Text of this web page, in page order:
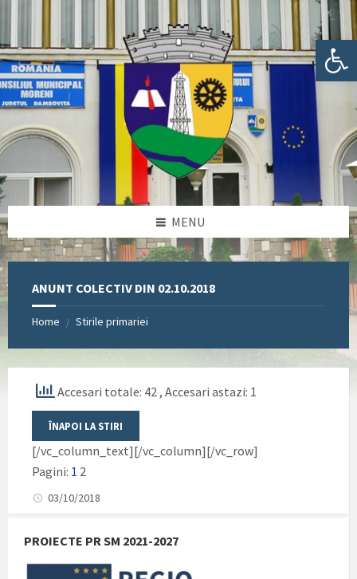
Deschide bara de unelte
sidebar
sidebar
MENU
ANUNT COLECTIV DIN 02.10.2018
Home / Stirile primariei
Accesari totale: 42 , Accesari astazi: 1
[/vc_column_text][/vc_column][/vc_row]
Pagini: 1 2
03/10/2018
PROIECTE PR SM 2021-2027